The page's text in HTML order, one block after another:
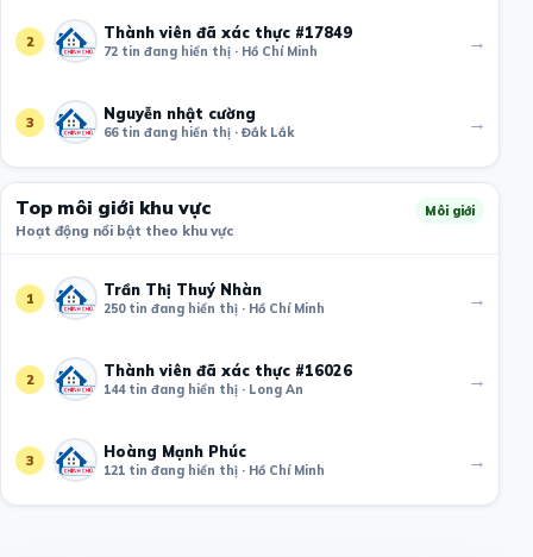
2 Thành viên đã xác thực #17849
72 tin đang hiển thị · Hồ Chí Minh →
3 Nguyễn nhật cường
66 tin đang hiển thị · Đắk Lắk →
Top môi giới khu vực
Hoạt động nổi bật theo khu vực
Môi giới
1 Trần Thị Thuý Nhàn
250 tin đang hiển thị · Hồ Chí Minh →
2 Thành viên đã xác thực #16026
144 tin đang hiển thị · Long An →
3 Hoàng Mạnh Phúc
121 tin đang hiển thị · Hồ Chí Minh →